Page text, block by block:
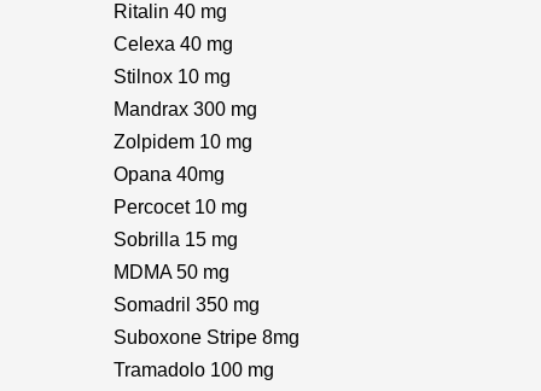
Ritalin 40 mg
Celexa 40 mg
Stilnox 10 mg
Mandrax 300 mg
Zolpidem 10 mg
Opana 40mg
Percocet 10 mg
Sobrilla 15 mg
MDMA 50 mg
Somadril 350 mg
Suboxone Stripe 8mg
Tramadolo 100 mg